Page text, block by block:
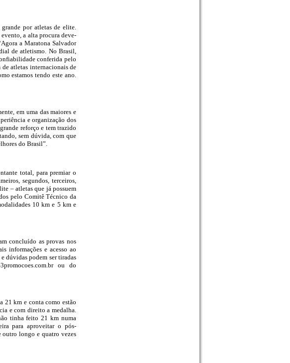
por atletas de elite.
a alta procura deve-
a Maratona Salvador
de atletismo. No Brasil,
conferida pelo
atletas internacionais de
estamos tendo este ano.
em uma das maiores e
e organização dos
reforço e tem trazido
sem dúvida, com que
do Brasil”.
total, para premiar o
segundos, terceiros,
– atletas que já possuem
pelo Comitê Técnico da
10 km e 5 km e
concluído as provas nos
informações e acesso ao
dúvidas podem ser tiradas
ou do
21 km e conta como estão
e com direito a medalha.
tinha feito 21 km numa
para aproveitar o pós-
outro longo e quatro vezes